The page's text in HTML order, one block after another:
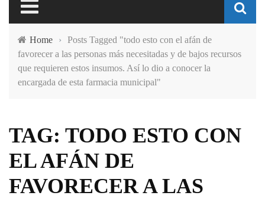
Home ›
Posts Tagged "todo esto con el afán de
favorecer a las personas más necesitadas y de bajos recursos
que requieren estos insumos. Así lo dio a conocer la
encargada de esta farmacia municipal"
TAG: TODO ESTO CON
EL AFÁN DE
FAVORECER A LAS